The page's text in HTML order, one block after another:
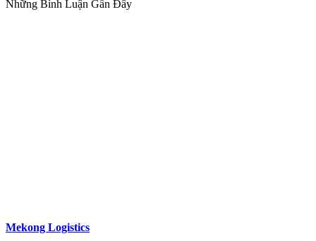
Những Bình Luận Gần Đây
Mekong Logistics